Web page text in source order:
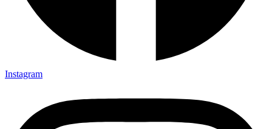
Instagram